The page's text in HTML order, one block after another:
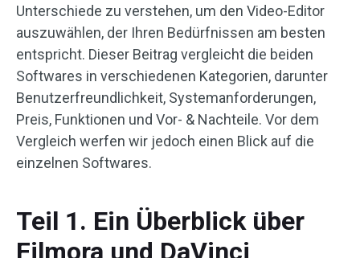
Unterschiede zu verstehen, um den Video-Editor
auszuwählen, der Ihren Bedürfnissen am besten
entspricht. Dieser Beitrag vergleicht die beiden
Softwares in verschiedenen Kategorien, darunter
Benutzerfreundlichkeit, Systemanforderungen,
Preis, Funktionen und Vor- & Nachteile. Vor dem
Vergleich werfen wir jedoch einen Blick auf die
einzelnen Softwares.
Teil 1. Ein Überblick über
Filmora und DaVinci